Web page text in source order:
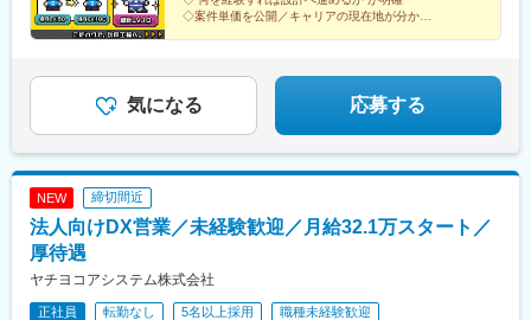
ライアント先にて勤務していただきます※出社頻度は案件要件と希
望を踏まえて決定※現在、フルリモート枠の採用予定はありません
◇案件単価を公開／キャリアの現在地が分かる
気になる 応募する
NEW 締切間近
法人向けDX営業／未経験歓迎／月給32.1万スタート／
厚待遇
ヤチヨコアシステム株式会社
正社員 転勤なし 5名以上採用
職種未経験歓迎